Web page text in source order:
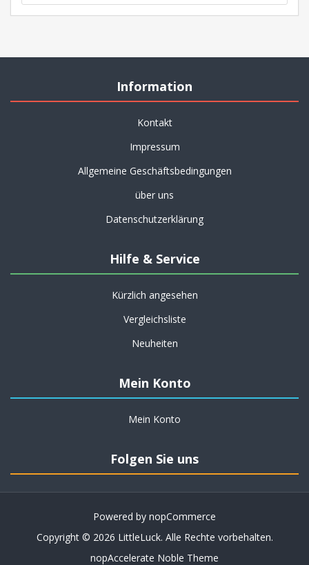
Information
Kontakt
Impressum
Allgemeine Geschäftsbedingungen
über uns
Datenschutzerklärung
Hilfe & Service
Kürzlich angesehen
Vergleichsliste
Neuheiten
Mein Konto
Mein Konto
Folgen Sie uns
Powered by nopCommerce
Copyright © 2026 LittleLuck. Alle Rechte vorbehalten.
nopAccelerate Noble Theme